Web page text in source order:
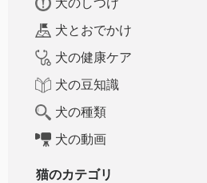
犬のしつけ
犬とおでかけ
犬の健康ケア
犬の豆知識
犬の種類
犬の動画
猫のカテゴリ